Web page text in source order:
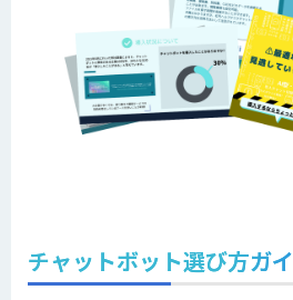
チャットボット選び方ガ